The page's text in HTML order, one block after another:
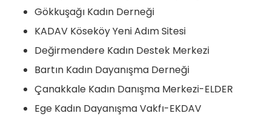
Gökkuşağı Kadın Derneği
KADAV Köseköy Yeni Adım Sitesi
Değirmendere Kadın Destek Merkezi
Bartın Kadın Dayanışma Derneği
Çanakkale Kadın Danışma Merkezi-ELDER
Ege Kadın Dayanışma Vakfı-EKDAV